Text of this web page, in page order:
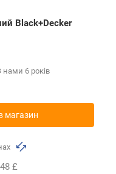
Black+Decker
нами 6 років
магазин
£